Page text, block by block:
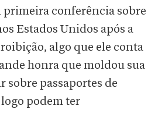
primeira conferência sobre
Estados Unidos após a
algo que ele conta
honra que moldou sua
sobre passaportes de
podem ter